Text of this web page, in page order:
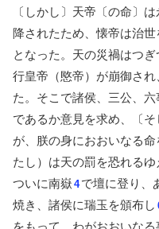
〔しかし〕天帝〔の命〕
降されたため、懐帝は治
となった。天の災禍はつ
行皇帝（愍帝）が崩御さ
た。そこで諸侯、三公、六
であるか意見を求め、〔
が、朕の身におおいなる
たし）は天の罰を恐れる
ついに南嶽 4 で壇に登り、
焼き、諸侯に瑞玉を頒布し